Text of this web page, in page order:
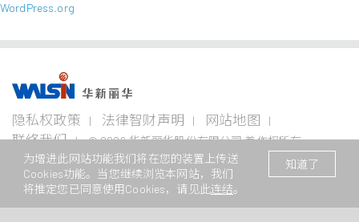
WordPress.org
事业版图
电缆
事业
业
Steeval®
事业
金
者专
栏
公司治
理
华新
人
华新生
活
华新
丽华
公司介
企业永
续概观
关注领
隐私权政策 法律智财声明
网站地图
联络我们
© 2026 华新丽华股份有限公司 着作权所有
本网站支援Edge、Firefox、Safari及Chrome浏览/ Website registration number : 苏
ICP备11082949号
知道了
为增进此网站功能我们将在您的装置上传送
Cookies功能。当您继续浏览本网站，我们
将推定您已同意使用Cookies，请见此连结。